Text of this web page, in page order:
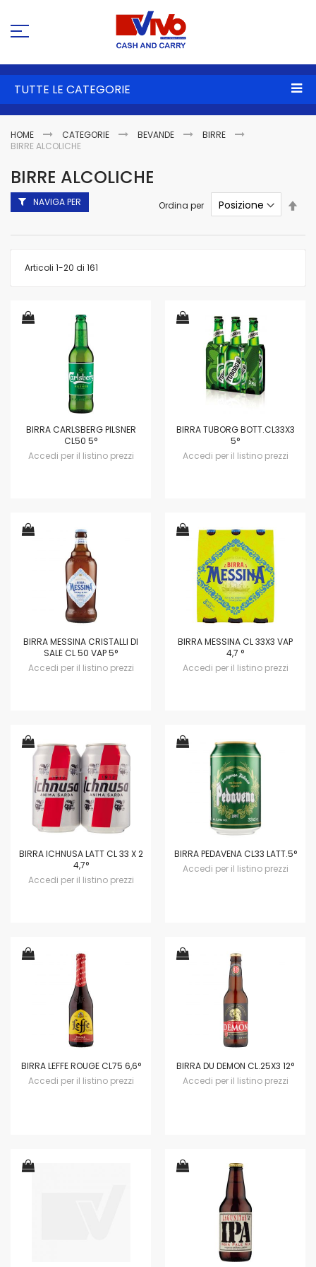
TUTTE LE CATEGORIE
HOME CATEGORIE BEVANDE
BIRRE
BIRRE ALCOLICHE
BIRRE ALCOLICHE
Articoli 1-20 di 161
Ordina per
BIRRA CARLSBERG PILSNER
CL50 5°
Accedi per il listino prezzi
BIRRA TUBORG BOTT.CL33X3
5°
Accedi per il listino prezzi
BIRRA MESSINA CRISTALLI DI
SALE CL 50 VAP 5°
Accedi per il listino prezzi
BIRRA MESSINA CL 33X3 VAP
4,7 °
Accedi per il listino prezzi
BIRRA ICHNUSA LATT CL 33 X 2
4,7°
Accedi per il listino prezzi
BIRRA PEDAVENA CL33 LATT.5°
Accedi per il listino prezzi
BIRRA LEFFE ROUGE CL75 6,6°
Accedi per il listino prezzi
BIRRA DU DEMON CL.25X3 12°
Accedi per il listino prezzi
NAVIGA PER